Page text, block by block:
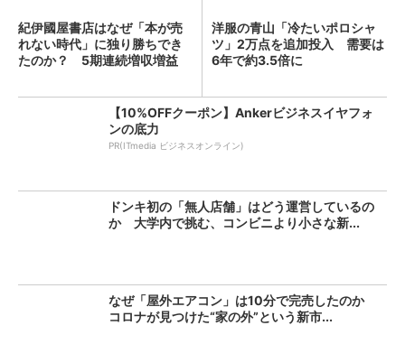
紀伊國屋書店はなぜ「本が売
れない時代」に独り勝ちでき
たのか？ 5期連続増収増益
洋服の青山「冷たいポロシャ
ツ」2万点を追加投入 需要は
6年で約3.5倍に
【10%OFFクーポン】Ankerビジネスイヤフォ
ンの底力
PR(ITmedia ビジネスオンライン)
ドンキ初の「無人店舗」はどう運営しているの
か 大学内で挑む、コンビニより小さな新...
なぜ「屋外エアコン」は10分で完売したのか
コロナが見つけた“家の外”という新市...